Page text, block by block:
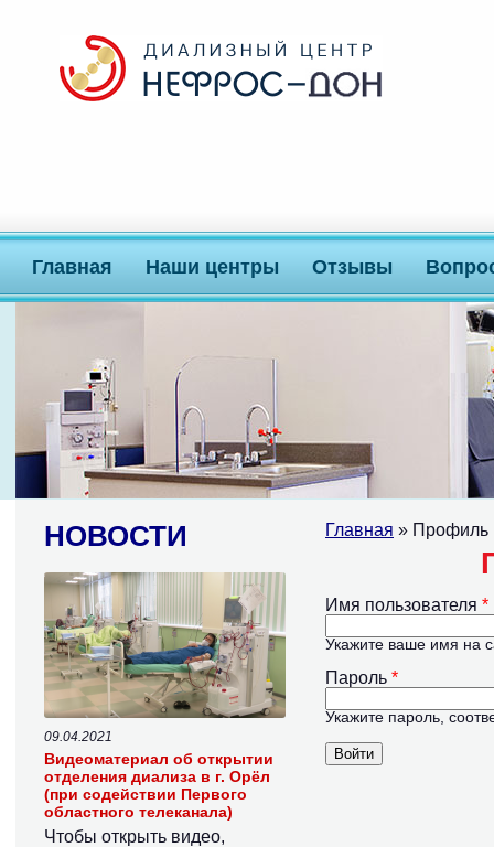
Главная Наши центры Отзывы
Главная » Профиль
Главные
Имя пользователя *
Укажите ваше имя на
Пароль *
Укажите пароль,
E
НОВОСТИ
09.04.2021
Видеоматериал об открытии
отделения диализа в г. Орёл
(при содействии Первого
областного телеканала)
Чтобы открыть видео,